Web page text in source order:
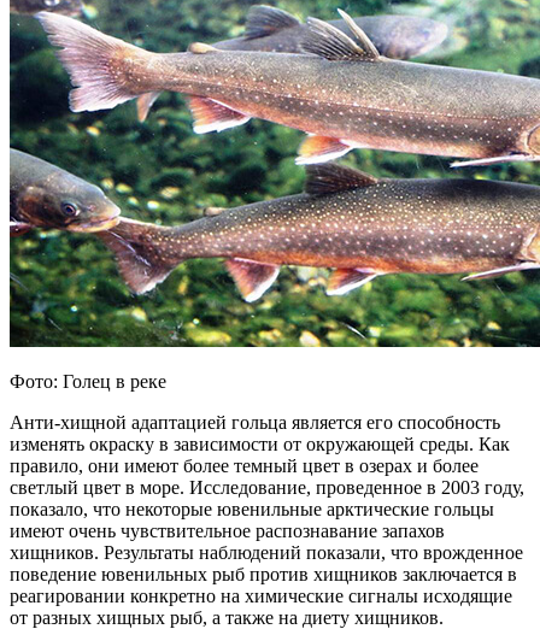
Фото: Голец в реке
Анти-хищной адаптацией гольца является его способность
изменять окраску в зависимости от окружающей среды. Как
правило, они имеют более темный цвет в озерах и более
светлый цвет в море. Исследование, проведенное в 2003 году,
показало, что некоторые ювенильные арктические гольцы
имеют очень чувствительное распознавание запахов
хищников. Результаты наблюдений показали, что врожденное
поведение ювенильных рыб против хищников заключается в
реагировании конкретно на химические сигналы исходящие
от разных хищных рыб, а также на диету хищников.